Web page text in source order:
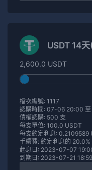
USDT 14
2,600.0 USDT
檔次編號: 1117
認購時間: 07-06 20:00
債權認購: 500 支
每支單位: 100.0 USDT
每支約定利息: 0.2109589
手續費: 約定利息的 20.0%
起息日: 2023-07-07
到期日: 2023-07-21